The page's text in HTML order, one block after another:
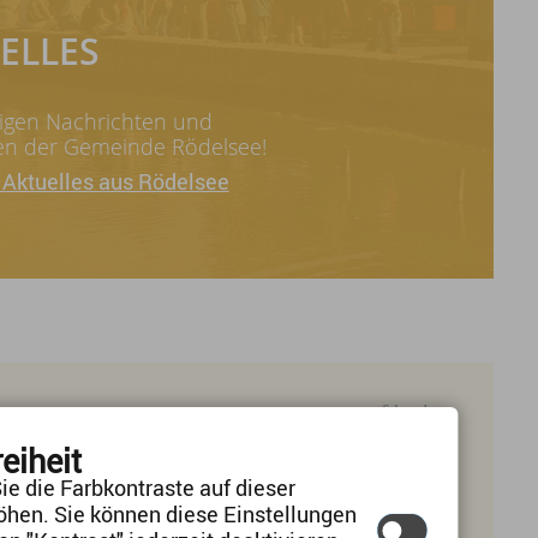
Nachrichten und
der Gemeinde Rödelsee!
aus Rödelsee
14:00 - 16:30
die Farbkontraste auf dieser
Sie können diese Einstellungen